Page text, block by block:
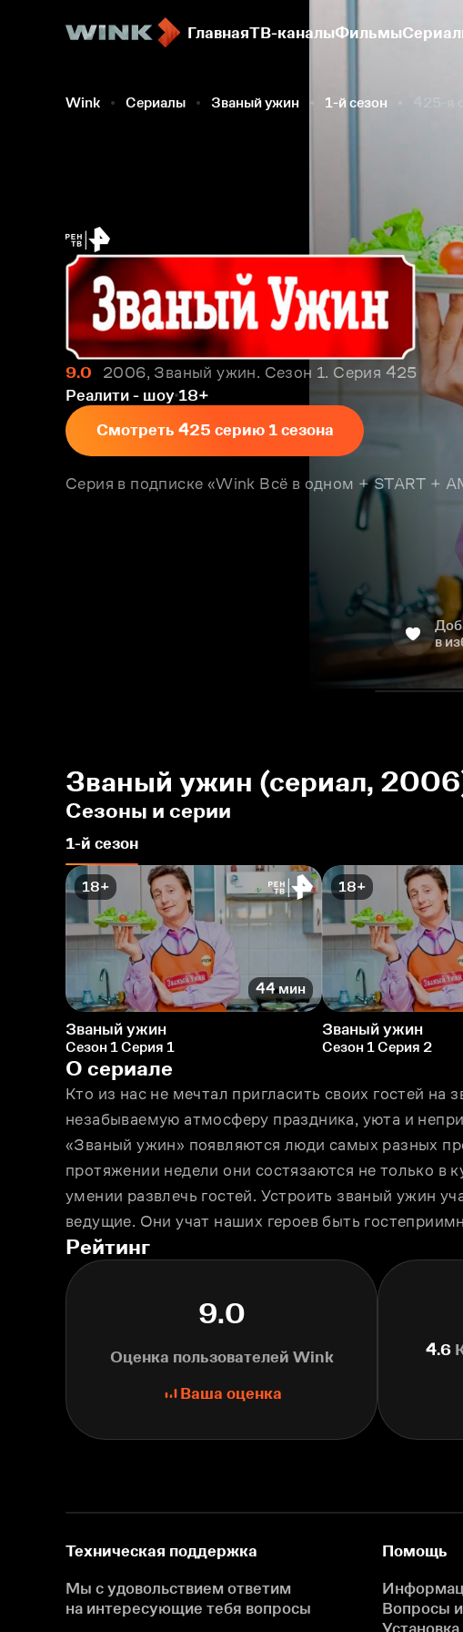
ГлавнаяТВ-каналыФильмы
Wink Сериалы Званый ужин 1-й сезон
9.0
2006, Званый ужин. Сезон 1. Серия 425
Реалити - шоу 18+
Смотреть 425 серию 1 сезона
Серия в подписке «Wink Всё в одном + START +
в
Званый ужин (сериал,
Сезоны и серии
1-й сезон
18+
44 мин
Званый ужин
Сезон 1 Серия 1
18+
Званый ужин
Сезон 1 Серия 2
О сериале
Кто из нас не мечтал пригласить своих гостей на
незабываемую атмосферу праздника, уюта и
«Званый ужин» появляются люди самых разных
протяжении недели они состязаются не только в
умении развлечь гостей. Устроить званый ужин
ведущие. Они учат наших героев быть
Рейтинг
9.0
Оценка пользователей Wink
Ваша оценка
4.6
Техническая поддержка
Мы с удовольствием ответим
на интересующие тебя вопросы
Помощь
Вопросы